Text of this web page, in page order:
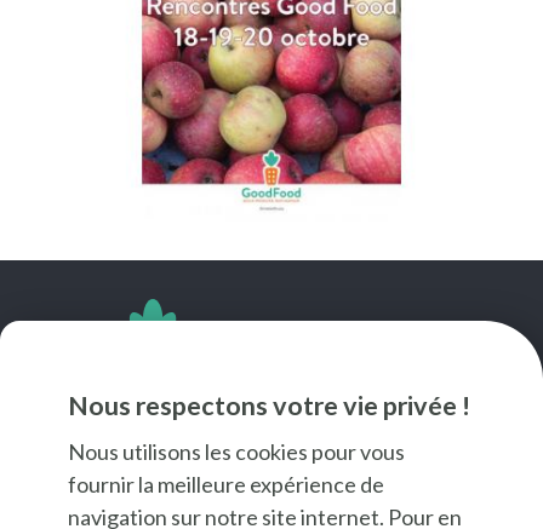
Nous respectons votre vie privée !
Nous utilisons les cookies pour vous
fournir la meilleure expérience de
navigation sur notre site internet. Pour en